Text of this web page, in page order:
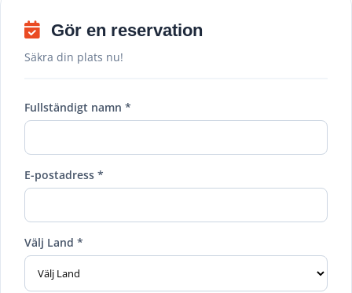
Gör en reservation
Säkra din plats nu!
Fullständigt namn *
E-postadress *
Välj Land *